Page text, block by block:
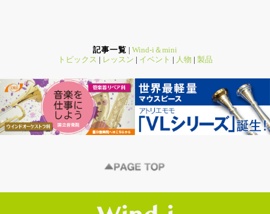
記事一覧 | Wind-i＆mini
トピックス | レッスン | イベント | 人物 | 製品